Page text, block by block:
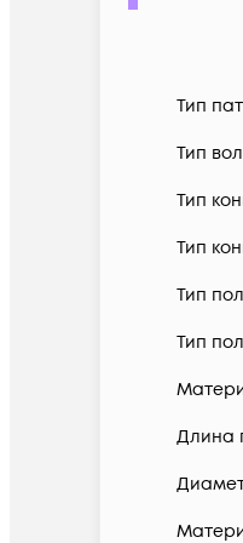
Тип
Тип
Тип
Тип
Тип
Тип
Длина